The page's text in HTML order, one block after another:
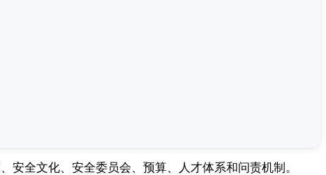
全文化、安全委员会、预算、人才体系和问责机制。